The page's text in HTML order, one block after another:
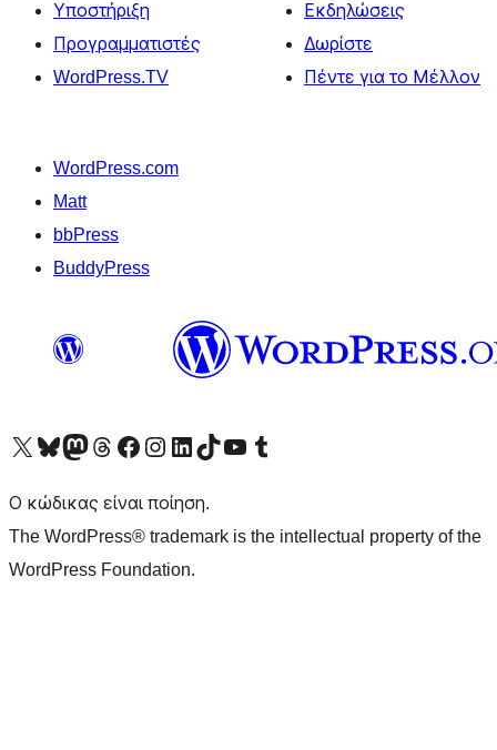
Υποστήριξη
Προγραμματιστές
WordPress.TV
Εκδηλώσεις
Δωρίστε
Πέντε για το Μέλλον
WordPress.com
Matt
bbPress
BuddyPress
Visit our X (formerly Twitter) account
Visit our Bluesky account
Επισκεφθείτε τον λογαριασμό μας στο Mastodon
Visit our Threads account
Επισκεφτείτε τη σελίδα μας στο Facebook
Επισκεφθείτε τον λογαριασμό μας Instagram
Επισκεφθείτε τον λογαριασμό μας LinkedIn
Visit our TikTok account
Visit our YouTube channel
Visit our Tumblr account
Ο κώδικας είναι ποίηση.
The WordPress® trademark is the intellectual property of the
WordPress Foundation.